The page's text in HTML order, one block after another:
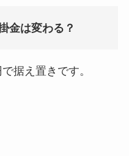
金は変わる？
据え置きです。